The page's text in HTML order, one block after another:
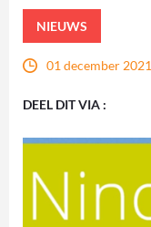
NIEUWS
01 december 2021
DEEL DIT VIA :